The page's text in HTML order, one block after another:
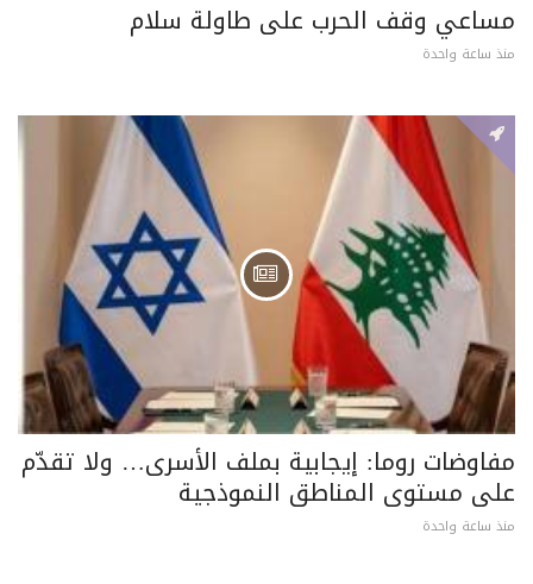
مساعي وقف الحرب على طاولة سلام
منذ ساعة واحدة
مفاوضات روما: إيجابية بملف الأسرى… ولا تقدّم
على مستوى المناطق النموذجية
منذ ساعة واحدة